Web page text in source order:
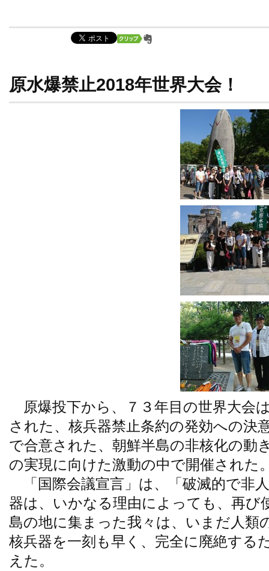
原水爆禁止2018年世界大会！
原爆投下から、７３年目の世界大会
された、核兵器禁止条約の発効への決
で合意された、朝鮮半島の非核化の動
の実現に向けた激動の中で開催された
「国際会議宣言」は、「破滅的で非
器は、いかなる理由によっても、再び
島の地に集まった我々は、いまだ人類
核兵器を一刻も早く、完全に廃絶する
えた。